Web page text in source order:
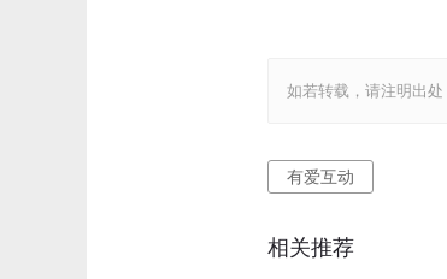
如若转载，请注明出
有爱互动
相关推荐